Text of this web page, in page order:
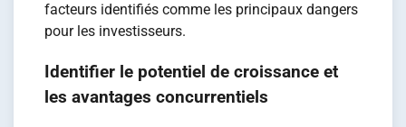
facteurs identifiés comme les principaux dangers
pour les investisseurs.
Identifier le potentiel de croissance et
les avantages concurrentiels